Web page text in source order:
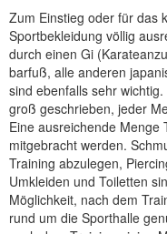
Zum Einstieg oder für das
Sportbekleidung völlig
durch einen Gi
barfuß, alle anderen
sind ebenfalls sehr
groß geschrieben, jeder
Eine ausreichende Menge
mitgebracht werden.
Training abzulegen,
Umkleiden und Toiletten
Möglichkeit, nach dem
rund um die Sporthalle